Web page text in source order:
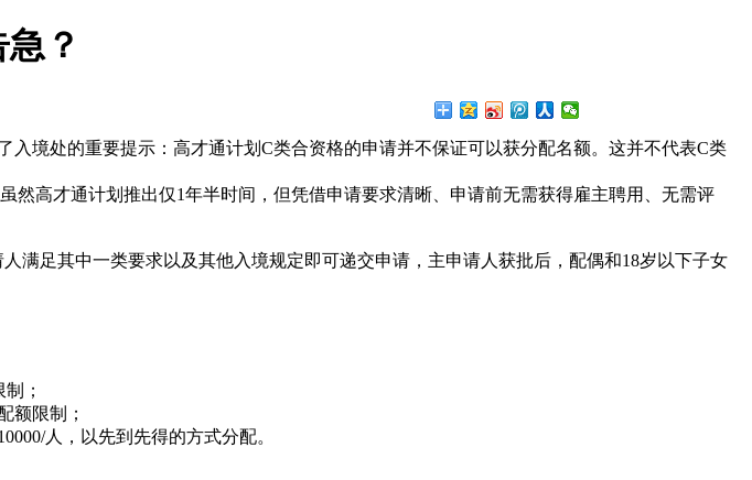
？
境处的重要提示：高才通计划C类合资格的申请并不保证可以获分配名额。这并不代表C类
然高才通计划推出仅1年半时间，但凭借申请要求清晰、申请前无需获得雇主聘用、无需评
满足其中一类要求以及其他入境规定即可递交申请，主申请人获批后，配偶和18岁以下子女
；
额限制；
人，以先到先得的方式分配。